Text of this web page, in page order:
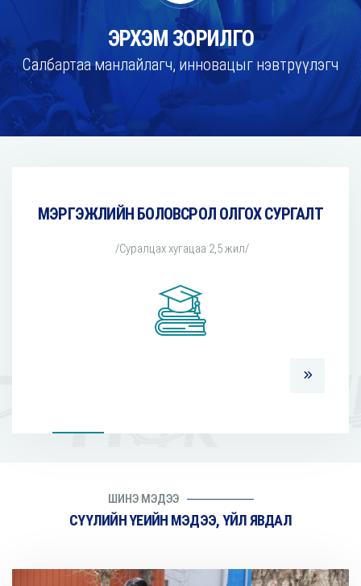
ЭРХЭМ ЗОРИЛГО
Салбартаа манлайлагч, инновацыг нэвтрүүлэгч
МЭРГЭЖЛИЙН БОЛОВСРОЛ ОЛГОХ СУРГАЛТ
/Суралцах хугацаа 2,5 жил/
ШИНЭ МЭДЭЭ
СҮҮЛИЙН ҮЕИЙН МЭДЭЭ, ҮЙЛ ЯВДАЛ